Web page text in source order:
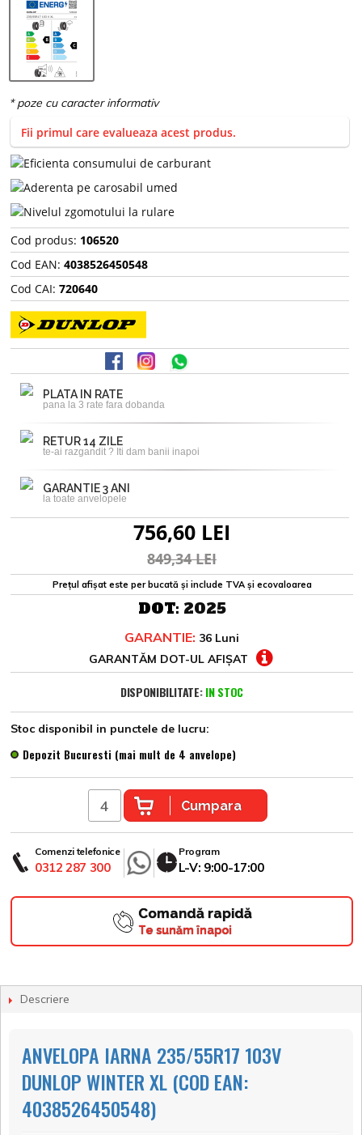
Fii primul care evalueaza acest produs.
Cod produs: 106520
Cod EAN: 4038526450548
Cod CAI: 720640
PLATA IN RATE
pana la 3 rate fara dobanda
RETUR 14 ZILE
te-ai razgandit ? Iti dam banii inapoi
GARANTIE 3 ANI
la toate anvelopele
756,60 LEI
849,34 LEI
Prețul afișat este per bucată și include TVA și ecovaloarea
DOT: 2025
GARANTIE: 36 Luni
GARANTĂM DOT-UL AFIȘAT
DISPONIBILITATE: IN STOC
Stoc disponibil in punctele de lucru:
Depozit Bucuresti (mai mult de 4 anvelope)
Cumpara
Comenzi telefonice
0312 287 300
Program
L-V: 9:00-17:00
Comandă rapidă
Te sunăm înapoi
Descriere
ANVELOPA IARNA 235/55R17 103V
DUNLOP WINTER XL (COD EAN:
4038526450548)